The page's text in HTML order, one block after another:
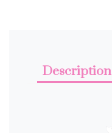
Description